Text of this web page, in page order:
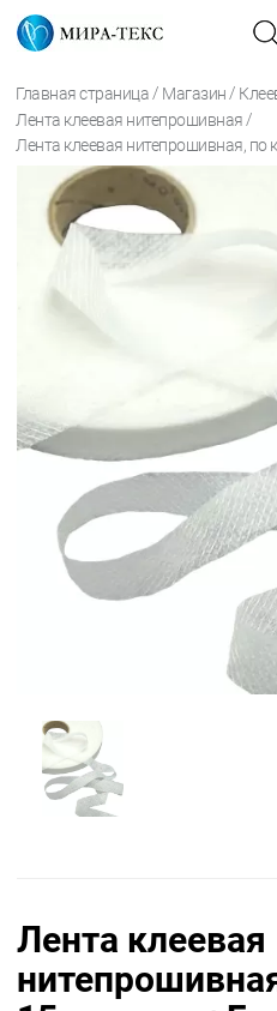
Главная страница / Магазин /
Лента клеевая нитепрошивная /
Лента клеевая нитепрошивная, по
Лента клеевая